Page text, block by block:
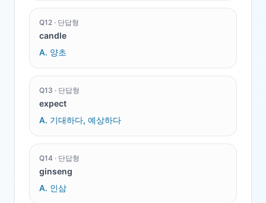
Q12 · 단답형
candle
A. 양초
Q13 · 단답형
expect
A. 기대하다, 예상하다
Q14 · 단답형
ginseng
A. 인삼